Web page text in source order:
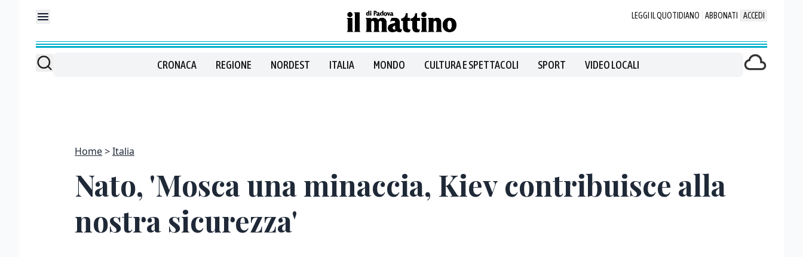
LEGGI IL QUOTIDIANO ABBONATI ACCEDI
CRONACA REGIONE NORDEST ITALIA MONDO CULTURA E SPETTACOLI SPORT VIDEO LOCALI
Home Italia
Nato, 'Mosca una minaccia, Kiev contribuisce alla
nostra sicurezza'